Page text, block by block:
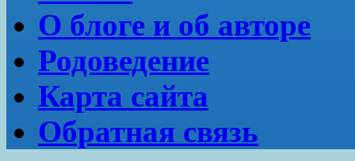
О блоге и об авторе
Родоведение
Карта сайта
Обратная связь